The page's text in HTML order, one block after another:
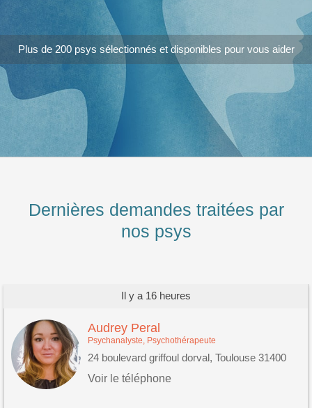
Plus de 200 psys sélectionnés et disponibles pour vous aider
Dernières demandes traitées par
nos psys
Il y a 16 heures
Audrey Peral
Psychanalyste, Psychothérapeute
24 boulevard griffoul dorval, Toulouse 31400
Voir le téléphone